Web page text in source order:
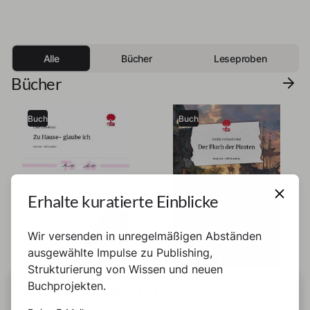
Alle Bücher Leseproben
Bücher
Buch
Emily Gräbedünkel
Buch
DIESE SEITE BENUTZT COOKIES
Erhalte kuratierte Einblicke
Wir versenden in unregelmäßigen Abständen
ausgewählte Impulse zu Publishing,
Strukturierung von Wissen und neuen
Buchprojekten.